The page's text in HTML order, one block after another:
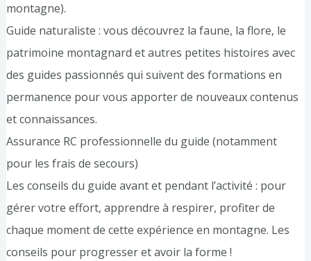
montagne).
Guide naturaliste : vous découvrez la faune, la flore, le
patrimoine montagnard et autres petites histoires avec
des guides passionnés qui suivent des formations en
permanence pour vous apporter de nouveaux contenus
et connaissances.
Assurance RC professionnelle du guide (notamment
pour les frais de secours)
Les conseils du guide avant et pendant l’activité : pour
gérer votre effort, apprendre à respirer, profiter de
chaque moment de cette expérience en montagne. Les
conseils pour progresser et avoir la forme !